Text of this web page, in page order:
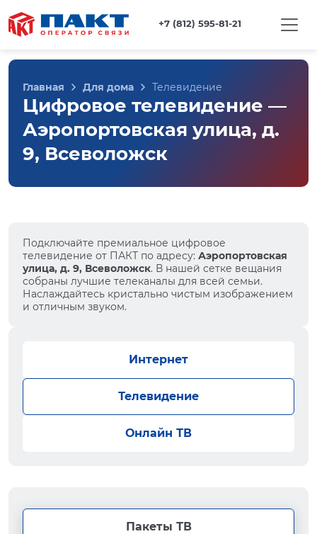
+7 (812) 595-81-21
Главная Для дома Телевидение
Цифровое телевидение —
Аэропортовская улица, д.
9, Всеволожск
Подключайте премиальное цифровое
телевидение от ПАКТ по адресу: Аэропортовская
улица, д. 9, Всеволожск. В нашей сетке вещания
собраны лучшие телеканалы для всей семьи.
Наслаждайтесь кристально чистым изображением
и отличным звуком.
Интернет
Телевидение
Онлайн ТВ
Пакеты ТВ